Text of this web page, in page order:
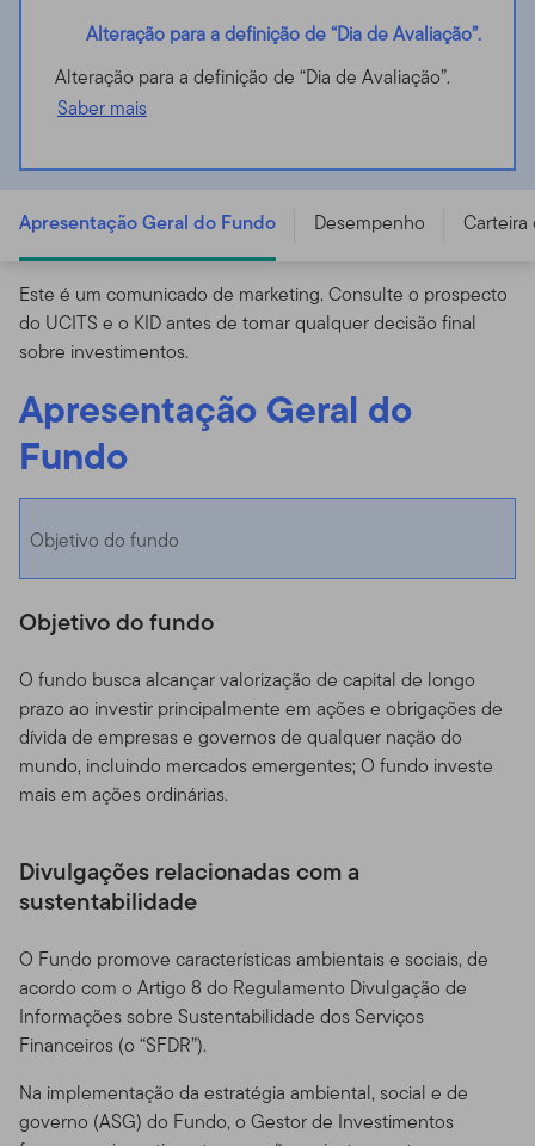
Alteração para a definição de “Dia de Avaliação”.
Alteração para a definição de “Dia de Avaliação”.
Saber mais
LU0029864427
Apresentação Geral do Fundo Desempenho
Este é um comunicado de marketing. Consulte o prospecto
do UCITS e o KID antes de tomar qualquer decisão final
sobre investimentos.
Apresentação Geral do
Fundo
Objetivo do fundo
Objetivo do fundo
O fundo busca alcançar valorização de capital de longo
prazo ao investir principalmente em ações e obrigações de
dívida de empresas e governos de qualquer nação do
mundo, incluindo mercados emergentes; O fundo investe
mais em ações ordinárias.
Divulgações relacionadas com a
sustentabilidade
O Fundo promove características ambientais e sociais, de
acordo com o Artigo 8 do Regulamento Divulgação de
Informações sobre Sustentabilidade dos Serviços
Financeiros (o “SFDR”).
Na implementação da estratégia ambiental, social e de
governo (ASG) do Fundo, o Gestor de Investimentos